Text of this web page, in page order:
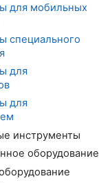
для мобильных
специального
для
для
инструменты
оборудование